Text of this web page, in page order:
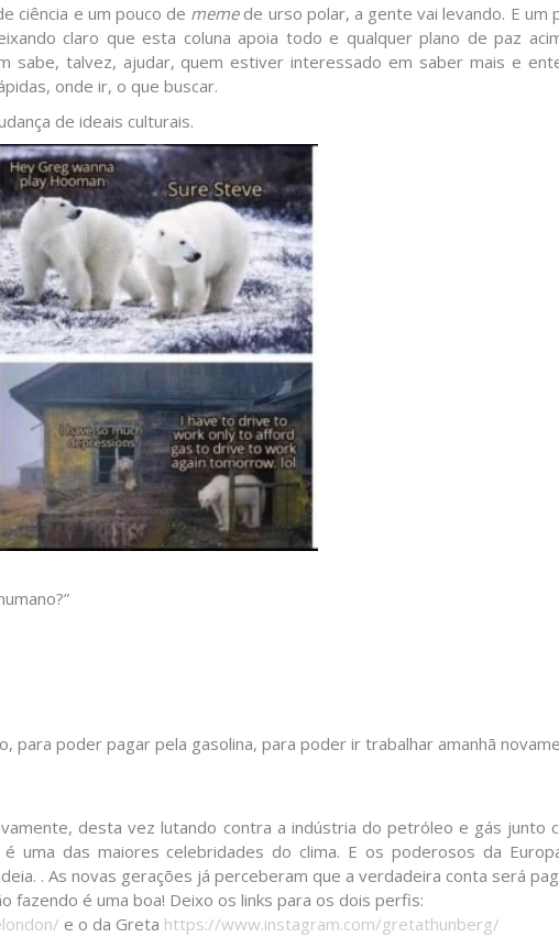
ciência e um pouco de memede urso polar, a gente vai levando. E um
claro que esta coluna apoia todo e qualquer plano de paz
sabe, talvez, ajudar, quem estiver interessado em saber mais e
onde ir, o que buscar.
de ideais culturais.
para poder pagar pela gasolina, para poder ir trabalhar amanhã
desta vez lutando contra a indústria do petróleo e gás junto
uma das maiores celebridades do clima. E os poderosos da
. As novas gerações já perceberam que a verdadeira conta será
fazendo é uma boa! Deixo os links para os dois perfis:
e o da Greta https://www.instagram.com/gretathunberg/